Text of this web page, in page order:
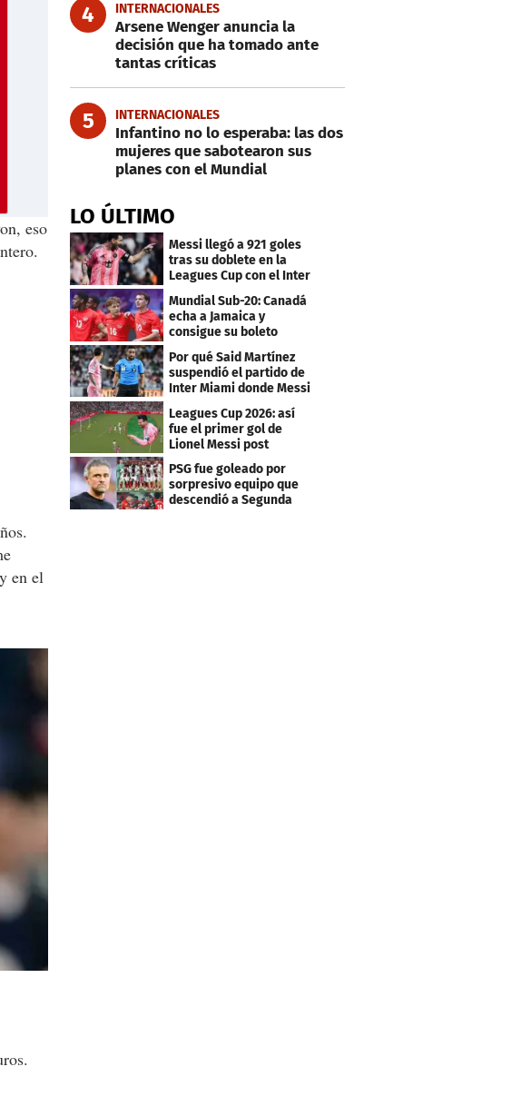
eso
en el
4 INTERNACIONALES
Arsene Wenger anuncia la
decisión que ha tomado ante
tantas críticas
5 INTERNACIONALES
Infantino no lo esperaba: las dos
mujeres que sabotearon sus
planes con el Mundial
LO ÚLTIMO
Messi llegó a 921 goles
tras su doblete en la
Leagues Cup con el Inter
Miami
Mundial Sub-20: Canadá
echa a Jamaica y
consigue su boleto
Por qué Said Martínez
suspendió el partido de
Inter Miami donde Messi
Leagues Cup 2026: así
fue el primer gol de
Lionel Messi post
Mundial
PSG fue goleado por
sorpresivo equipo que
descendió a Segunda